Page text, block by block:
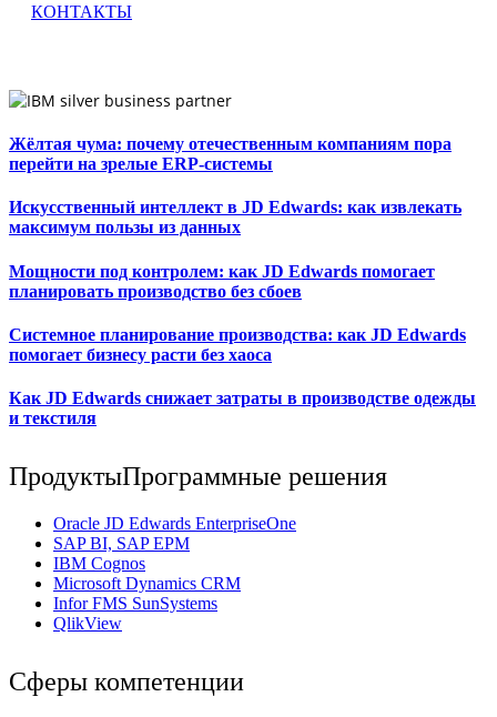
КОНТАКТЫ
Жёлтая чума: почему отечественным компаниям пора
перейти на зрелые ERP-системы
Искусственный интеллект в JD Edwards: как извлекать
максимум пользы из данных
Мощности под контролем: как JD Edwards помогает
планировать производство без сбоев
Системное планирование производства: как JD Edwards
помогает бизнесу расти без хаоса
Как JD Edwards снижает затраты в производстве одежды
и текстиля
ПродуктыПрограммные решения
Oracle JD Edwards EnterpriseOne
SAP BI, SAP EPM
IBM Cognos
Мicrosoft Dynamics CRM
Infor FMS SunSystems
QlikView
Сферы компетенции